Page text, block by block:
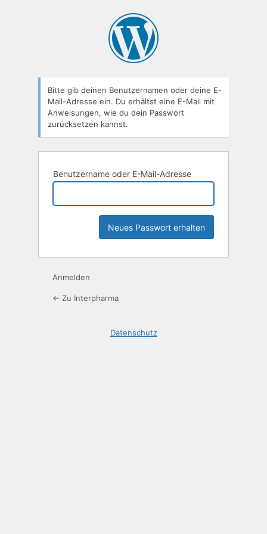
Bitte gib deinen Benutzernamen oder deine E-
Mail-Adresse ein. Du erhältst eine E-Mail mit
Anweisungen, wie du dein Passwort
zurücksetzen kannst.
Benutzername oder E-Mail-Adresse
Anmelden
← Zu Interpharma
Datenschutz